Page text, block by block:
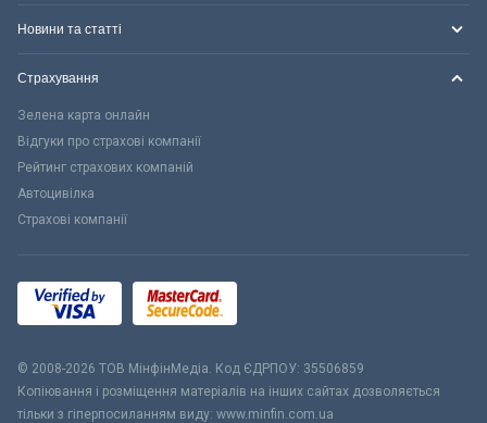
Новини та статті
Страхування
Зелена карта онлайн
Відгуки про страхові компанії
Рейтинг страхових компаній
Автоцивілка
Страхові компанії
© 2008-2026 ТОВ МiнфiнМедiа. Код ЄДРПОУ: 35506859
Копіювання і розміщення матеріалів на інших сайтах дозволяється
тільки з гіперпосиланням виду: www.minfin.com.ua